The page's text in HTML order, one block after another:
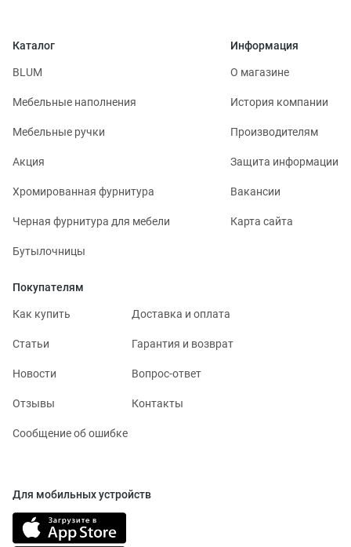
Каталог
BLUM
Мебельные наполнения
Мебельные ручки
Акция
Хромированная фурнитура
Черная фурнитура для мебели
Бутылочницы
Информация
О магазине
История компании
Производителям
Защита информации
Вакансии
Карта сайта
Покупателям
Как купить Доставка и оплата
Статьи Гарантия и возврат
Новости Вопрос-ответ
Отзывы Контакты
Сообщение об ошибке
Для мобильных устройств